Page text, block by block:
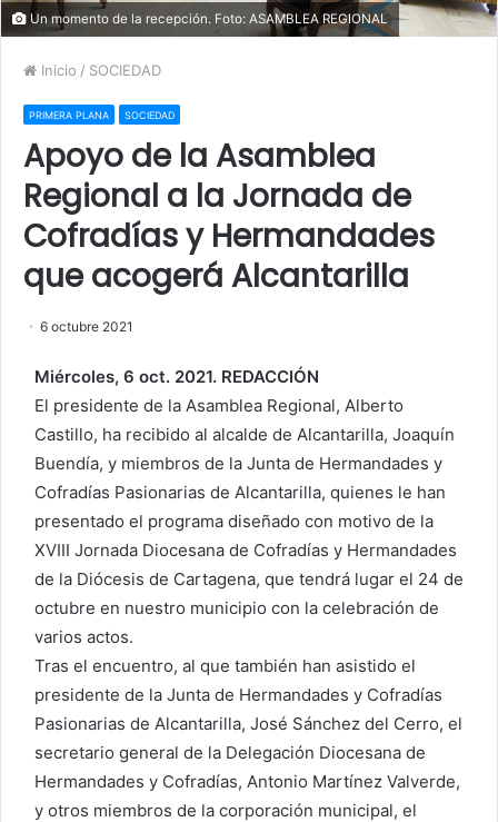
Un momento de la recepción. Foto: ASAMBLEA REGIONAL
Inicio / SOCIEDAD
PRIMERA PLANA SOCIEDAD
Apoyo de la Asamblea
Regional a la Jornada de
Cofradías y Hermandades
que acogerá Alcantarilla
6 octubre 2021
Miércoles, 6 oct. 2021. REDACCIÓN
El presidente de la Asamblea Regional, Alberto
Castillo, ha recibido al alcalde de Alcantarilla, Joaquín
Buendía, y miembros de la Junta de Hermandades y
Cofradías Pasionarias de Alcantarilla, quienes le han
presentado el programa diseñado con motivo de la
XVIII Jornada Diocesana de Cofradías y Hermandades
de la Diócesis de Cartagena, que tendrá lugar el 24 de
octubre en nuestro municipio con la celebración de
varios actos.
Tras el encuentro, al que también han asistido el
presidente de la Junta de Hermandades y Cofradías
Pasionarias de Alcantarilla, José Sánchez del Cerro, el
secretario general de la Delegación Diocesana de
Hermandades y Cofradías, Antonio Martínez Valverde,
y otros miembros de la corporación municipal, el